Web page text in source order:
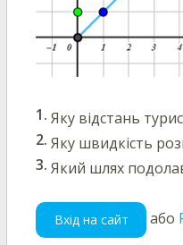
Яку відстань
Яку швидкість
Який шлях
Вхід на сайт або